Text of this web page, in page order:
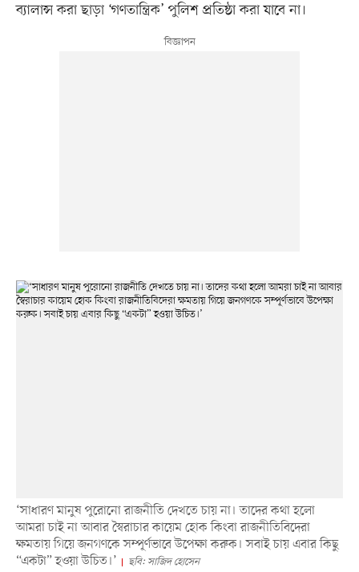
ব্যালান্স করা ছাড়া ‘গণতান্ত্রিক’ পুলিশ প্রতিষ্ঠা করা যাবে না।
‘সাধারণ মানুষ পুরোনো রাজনীতি দেখতে চায় না। তাদের কথা হলো
আমরা চাই না আবার স্বৈরাচার কায়েম হোক কিংবা রাজনীতিবিদেরা
ক্ষমতায় গিয়ে জনগণকে সম্পূর্ণভাবে উপেক্ষা করুক। সবাই চায় এবার কিছু
“একটা” হওয়া উচিত।’
ছবি: সাজিদ হোসেন